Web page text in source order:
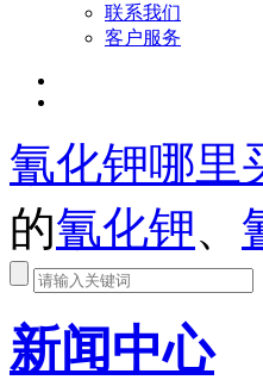
联系我们
客户服务
氰化钾哪里
的氰化钾、
新闻中心